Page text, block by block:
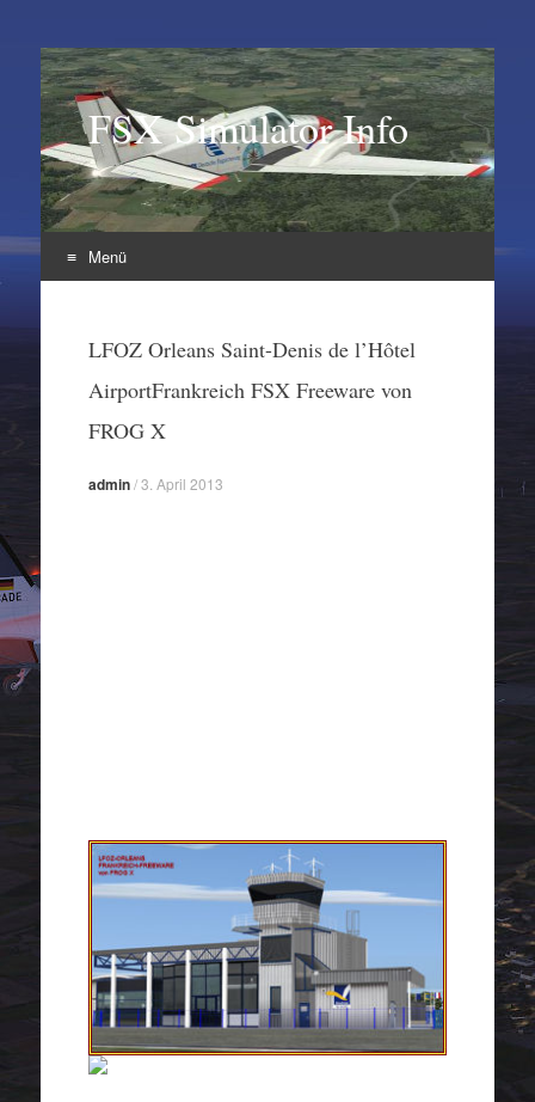
FSX Simulator Info
Menü
springenLFOZ Orleans Saint-Denis de l’Hôtel
AirportFrankreich FSX Freeware von
FROG X
admin/3. April 2013